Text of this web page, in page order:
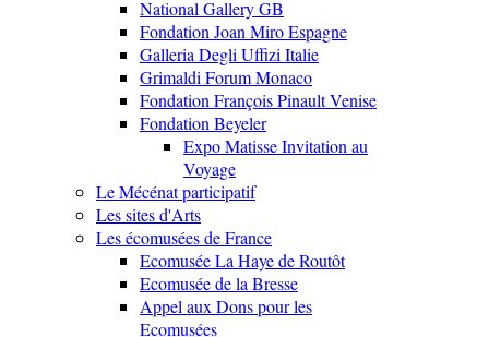
National Gallery GB
Fondation Joan Miro Espagne
Galleria Degli Uffizi Italie
Grimaldi Forum Monaco
Fondation François Pinault Venise
Fondation Beyeler
Expo Matisse Invitation au
Voyage
Le Mécénat participatif
Les sites d'Arts
Les écomusées de France
Ecomusée La Haye de Routôt
Ecomusée de la Bresse
Appel aux Dons pour les
Ecomusées